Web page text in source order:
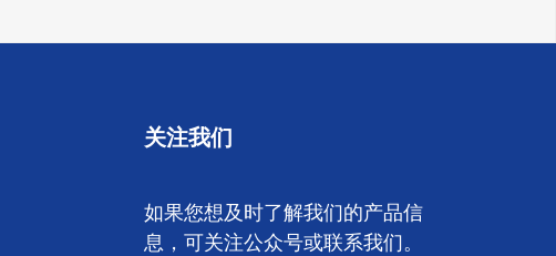
关注我们
如果您想及时了解我们的产品信
息，可关注公众号或联系我们。